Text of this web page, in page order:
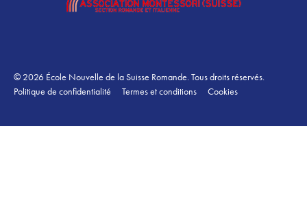
© 2026École Nouvelle de la Suisse Romande. Tous droits réservés.
Politique de confidentialité
Termes et conditions Cookies